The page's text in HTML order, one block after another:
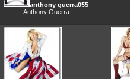
anthony guerra055
Anthony Guerra